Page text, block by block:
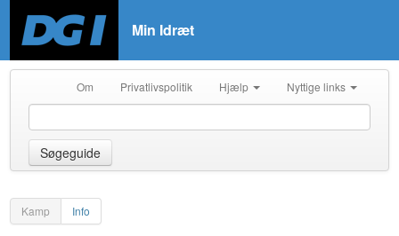
Min Idræt
Om Privatlivspolitik Hjælp Nyttige links
Søgeguide
Kamp Info